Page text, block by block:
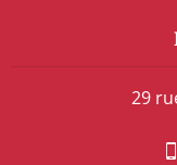
29